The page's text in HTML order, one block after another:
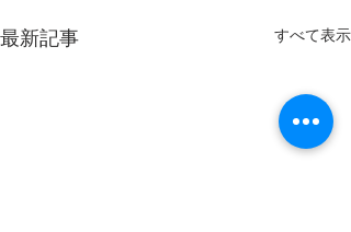
最新記事 すべて表示